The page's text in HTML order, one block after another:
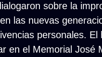
sobre la
las nuevas
personales. El
en el Memorial José